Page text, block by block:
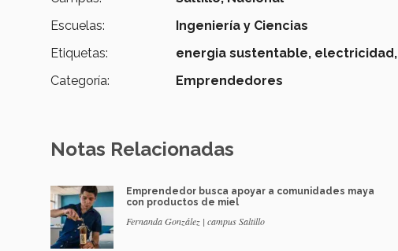
Escuelas:
Ingeniería y Ciencias
Etiquetas:
energia sustentable, electricidad,
Categoría:
Emprendedores
Notas Relacionadas
Emprendedor busca apoyar a comunidades maya
con productos de miel
Fernanda González | campus Saltillo